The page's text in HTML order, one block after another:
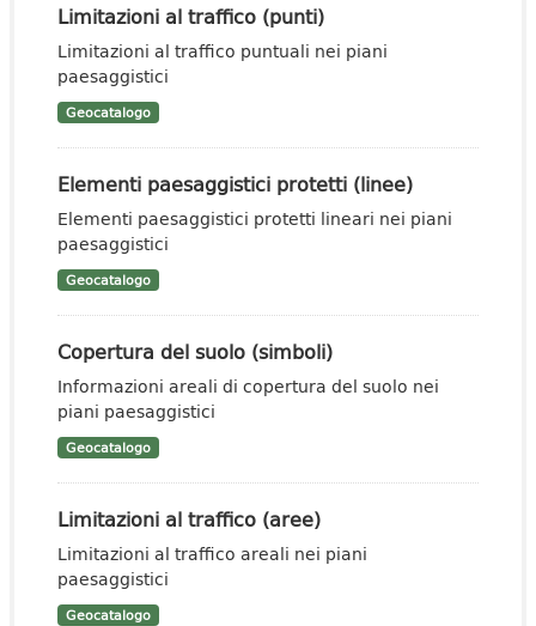
Limitazioni al traffico (punti)
Limitazioni al traffico puntuali nei piani
paesaggistici
Geocatalogo
Elementi paesaggistici protetti (linee)
Elementi paesaggistici protetti lineari nei piani
paesaggistici
Geocatalogo
Copertura del suolo (simboli)
Informazioni areali di copertura del suolo nei
piani paesaggistici
Geocatalogo
Limitazioni al traffico (aree)
Limitazioni al traffico areali nei piani
paesaggistici
Geocatalogo